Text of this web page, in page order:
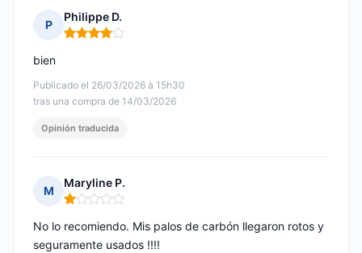
P
Philippe D.
Nota: 4 de 5
Publicado el 26/03/2026 à 15h30
tras una compra de 14/03/2026
bien
Opinión traducida
M
Maryline P.
Nota: 1 de 5
No lo recomiendo. Mis palos de carbón llegaron rotos y
seguramente usados !!!!